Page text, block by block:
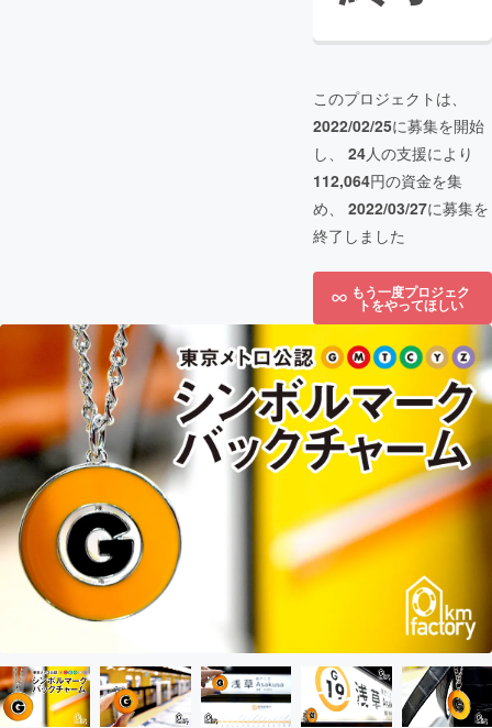
このプロジェクトは、
2022/02/25に募集を開始
し、 24人の支援により
112,064円の資金を集
め、 2022/03/27に募集を
終了しました
もう一度プロジェク
トをやってほしい